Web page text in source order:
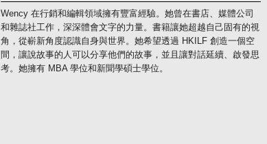
Wency 在行銷和編輯領域擁有豐富經驗。她曾在書店、媒體公司
和雜誌社工作，深深體會文字的力量。書籍讓她超越自己固有的視
角，從嶄新角度認識自身與世界。她希望透過 HKILF 創造一個空
間，讓說故事的人可以分享他們的故事，並且讓對話延續、啟發思
考。她擁有 MBA 學位和新聞學碩士學位。